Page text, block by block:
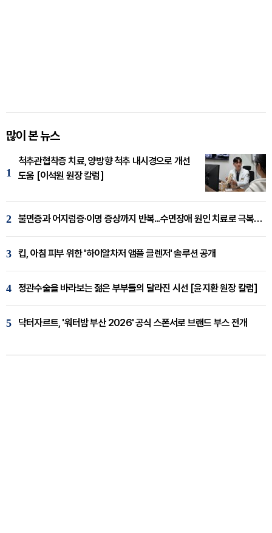
많이 본 뉴스
1
척추관협착증 치료, 양방향 척추 내시경으로 개선
도움 [이석원 원장 칼럼]
2 불면증과 어지럼증·이명 증상까지 반복...수면장애 원인 치료로 극복해야
3 킵, 아침 피부 위한 '하이알차저 앰플 클렌저' 솔루션 공개
4 정관수술을 바라보는 젊은 부부들의 달라진 시선 [윤지환 원장 칼럼]
5 닥터자르트, '워터밤 부산 2026' 공식 스폰서로 브랜드 부스 전개